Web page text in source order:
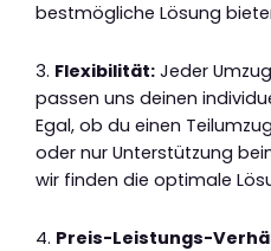
bestmögliche Lösung
3. Flexibilität: Jeder
passen uns deinen
Egal, ob du einen
oder nur Unterstützung
wir finden die optimale
4. Preis-Leistungs-